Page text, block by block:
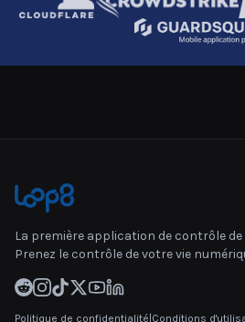
La première application de contrôle de
Prenez le contrôle de votre vie
Politique de confidentialité Conditions